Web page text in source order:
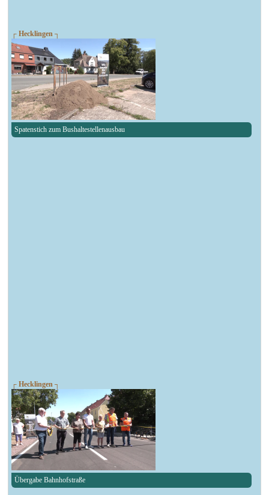
┌ Hecklingen ┐
Spatenstich zum Bushaltestellenausbau
┌ Hecklingen ┐
Übergabe Bahnhofstraße